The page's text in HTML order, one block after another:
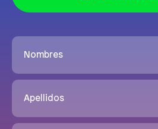
Nombres
Apellidos